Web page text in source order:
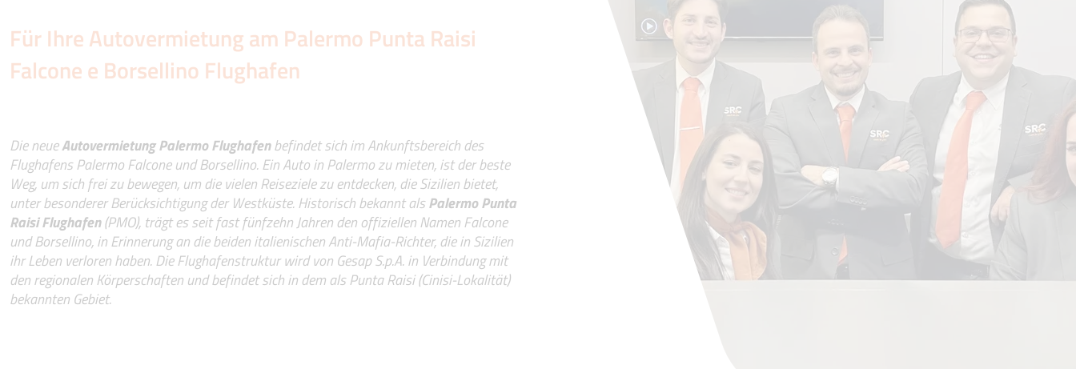
Für Ihre Autovermietung am Palermo Punta Raisi
Falcone e Borsellino Flughafen
Die neueAutovermietung Palermo Flughafenbefindet sich im Ankunftsbereich des
Flughafens Palermo Falcone und Borsellino. Ein Auto in Palermo zu mieten, ist der beste
Weg, um sich frei zu bewegen, um die vielen Reiseziele zu entdecken, die Sizilien bietet,
unter besonderer Berücksichtigung der Westküste. Historisch bekannt alsPalermo Punta
Raisi Flughafen(PMO), trägt es seit fast fünfzehn Jahren den offiziellen Namen Falcone
und Borsellino, in Erinnerung an die beiden italienischen Anti-Mafia-Richter, die in Sizilien
ihr Leben verloren haben. Die Flughafenstruktur wird von Gesap S.p.A. in Verbindung mit
den regionalen Körperschaften und befindet sich in dem als Punta Raisi (Cinisi-Lokalität)
bekannten Gebiet.